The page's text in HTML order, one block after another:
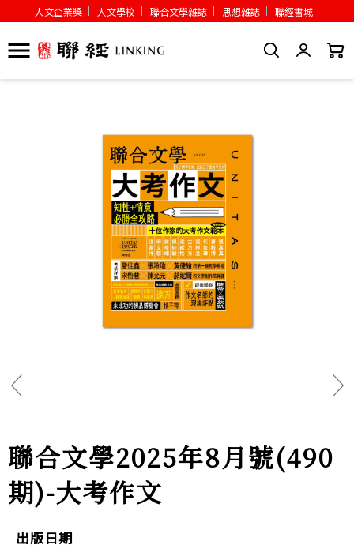
人文企業獎 人文學校 聯合文學雜誌 思想雜誌 聯經書城
聯合文學2025年8月號(490
期)-大考作文
出版日期